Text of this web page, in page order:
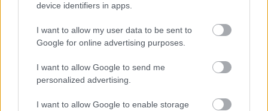
device identifiers in apps.
I want to allow my user data to be sent to
Google for online advertising purposes.
I want to allow Google to send me
personalized advertising.
I want to allow Google to enable storage